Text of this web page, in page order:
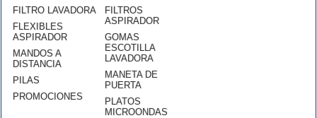
FILTRO LAVADORA
FLEXIBLES
ASPIRADOR
MANDOS A
DISTANCIA
PILAS
PROMOCIONES
FILTROS
ASPIRADOR
GOMAS
ESCOTILLA
LAVADORA
MANETA DE
PUERTA
PLATOS
MICROONDAS